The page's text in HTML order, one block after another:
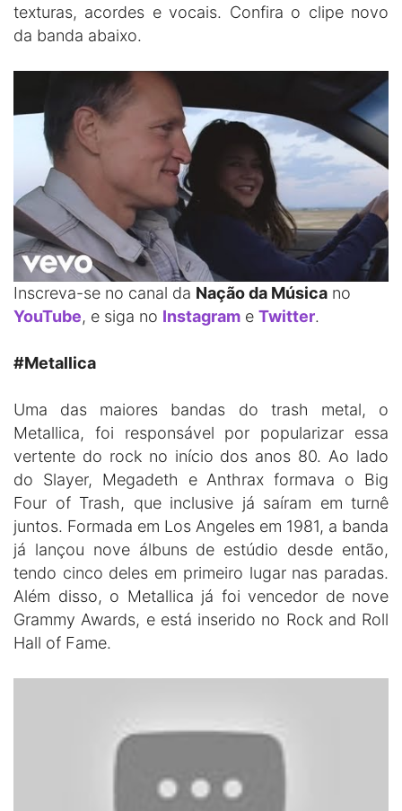
texturas, acordes e vocais. Confira o clipe novo
da banda abaixo.
Inscreva-se no canal da Nação da Música no
YouTube, e siga no Instagram e Twitter.
#Metallica
Uma das maiores bandas do trash metal, o
Metallica, foi responsável por popularizar essa
vertente do rock no início dos anos 80. Ao lado
do Slayer, Megadeth e Anthrax formava o Big
Four of Trash, que inclusive já saíram em turnê
juntos. Formada em Los Angeles em 1981, a banda
já lançou nove álbuns de estúdio desde então,
tendo cinco deles em primeiro lugar nas paradas.
Além disso, o Metallica já foi vencedor de nove
Grammy Awards, e está inserido no Rock and Roll
Hall of Fame.